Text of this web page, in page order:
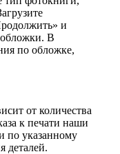
и
обложки. В
по обложке,
от количества
к печати наши
по указанному
деталей.